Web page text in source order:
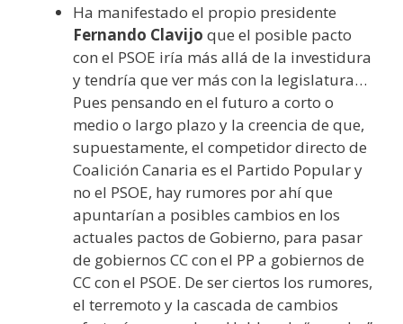
Ha manifestado el propio presidente
Fernando Clavijo que el posible pacto
con el PSOE iría más allá de la investidura
y tendría que ver más con la legislatura…
Pues pensando en el futuro a corto o
medio o largo plazo y la creencia de que,
supuestamente, el competidor directo de
Coalición Canaria es el Partido Popular y
no el PSOE, hay rumores por ahí que
apuntarían a posibles cambios en los
actuales pactos de Gobierno, para pasar
de gobiernos CC con el PP a gobiernos de
CC con el PSOE. De ser ciertos los rumores,
el terremoto y la cascada de cambios